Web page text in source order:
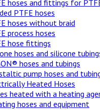
hoses and fittings for
PTFE hoses
hoses without braid
process hoses
hose fittings
hoses and silicone
hoses and tubings
pump hoses and
Heated Hoses
heated with a heating
hoses and equipment